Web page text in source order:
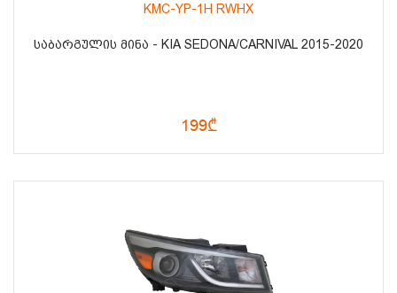
KMC-YP-1H RWHX
ᲡᲐᲑᲐᲠᲒᲣᲚᲘᲡ ᲛᲘᲜᲐ - KIA SEDONA/CARNIVAL 2015-2020
199₾